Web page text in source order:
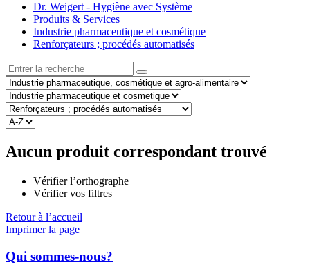
Dr. Weigert - Hygiène avec Système
Produits & Services
Industrie pharmaceutique et cosmétique
Renforçateurs ; procédés automatisés
Aucun produit correspondant trouvé
Vérifier l’orthographe
Vérifier vos filtres
Retour à l’accueil
Imprimer la page
Qui sommes-nous?